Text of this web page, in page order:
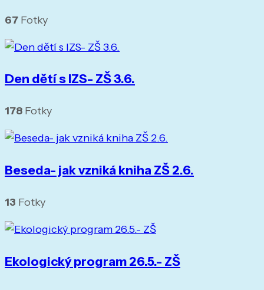
67 Fotky
Den dětí s IZS- ZŠ 3.6.
178 Fotky
Beseda- jak vzniká kniha ZŠ 2.6.
13 Fotky
Ekologický program 26.5.- ZŠ